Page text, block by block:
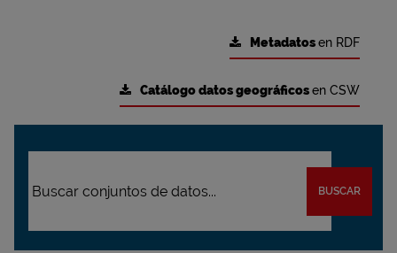
Metadatosen RDF
Catálogo datos geográficosen CSW
BUSCAR